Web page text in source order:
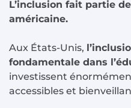
L’inclusion fait partie
américaine.
Aux États-Unis,
fondamentale dans
investissent
accessibles et